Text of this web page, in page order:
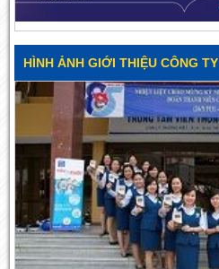
HÌNH ẢNH GIỚI THIỆU CÔNG TY